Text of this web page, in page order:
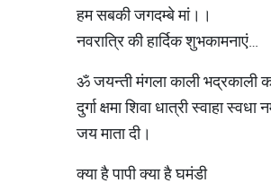
हम सबकी जगदम्बे मां।।
नवरात्रि की हार्दिक शुभकामनाएं…
ॐ जयन्ती मंगला काली भद्रकाली
दुर्गा क्षमा शिवा धात्री स्वाहा
जय माता दी।
क्या है पापी क्या है घमंडी